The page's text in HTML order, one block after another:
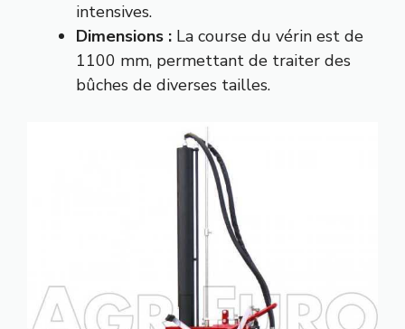
intensives.
Dimensions : La course du vérin est de
1100 mm, permettant de traiter des
bûches de diverses tailles.